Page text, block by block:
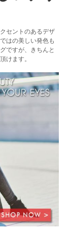
セントのあるデザ
はの美しい発色も
ですが、きちんと
けます。